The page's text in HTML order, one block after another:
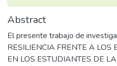
Abstract
El presente trabajo de
RESILIENCIA FRENTE A LOS
EN LOS ESTUDIANTES DE